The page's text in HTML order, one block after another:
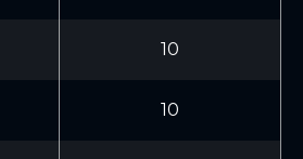
10
10